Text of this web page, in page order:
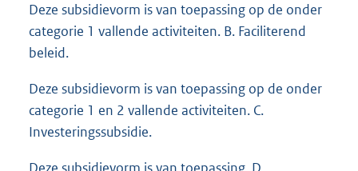
Deze subsidievorm is van toepassing op de onder
categorie 1 vallende activiteiten. B. Faciliterend
beleid.
Deze subsidievorm is van toepassing op de onder
categorie 1 en 2 vallende activiteiten. C.
Investeringssubsidie.